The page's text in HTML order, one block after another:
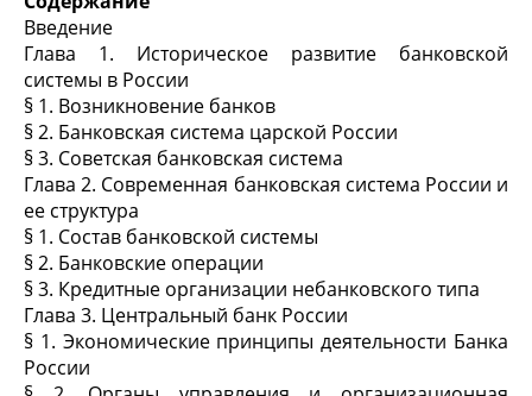
Введение
Глава 1. Историческое развитие банковской
системы в России
§ 1. Возникновение банков
§ 2. Банковская система царской России
§ 3. Советская банковская система
Глава 2. Современная банковская система России и
ее структура
§ 1. Состав банковской системы
§ 2. Банковские операции
§ 3. Кредитные организации небанковского типа
Глава 3. Центральный банк России
§ 1. Экономические принципы деятельности Банка
России